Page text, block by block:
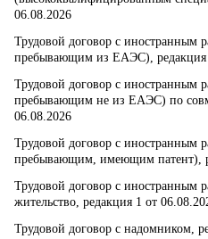
06.08.2026
Трудовой договор с иностранным
пребывающим из ЕАЭС), редакция
Трудовой договор с иностранным
пребывающим не из ЕАЭС) по
06.08.2026
Трудовой договор с иностранным
пребывающим, имеющим патент),
Трудовой договор с иностранным
жительство, редакция 1 от
Трудовой договор с надомником,